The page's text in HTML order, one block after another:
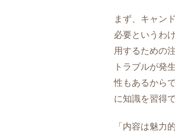
まず、キャン
必要というわ
用するための
トラブルが発
性もあるから
に知識を習得
「内容は魅力